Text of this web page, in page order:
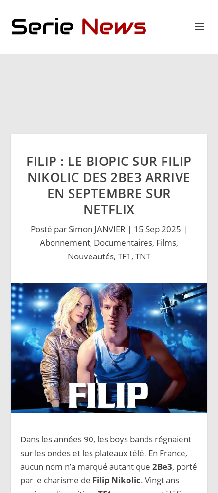
FILIP : LE BIOPIC SUR FILIP
NIKOLIC DES 2BE3 ARRIVE
EN SEPTEMBRE SUR
NETFLIX
Posté par Simon JANVIER | 15 Sep 2025 |
Abonnement, Documentaires, Films,
Nouveautés, TF1 , TNT
Dans les années 90, les boys bands régnaient
sur les ondes et les plateaux télé. En France,
aucun nom n’a marqué autant que2Be3, porté
par le charisme de Filip Nikolic. Vingt ans